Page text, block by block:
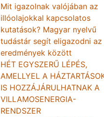
Mit igazolnak valójában az
illóolajokkal kapcsolatos
kutatások? Magyar nyelvű
tudástár segít eligazodni az
eredmények között
HÉT EGYSZERŰ LÉPÉS,
AMELLYEL A
IS HOZZÁJÁRULHATNAK A
VILLAMOSENERGIA-
RENDSZER